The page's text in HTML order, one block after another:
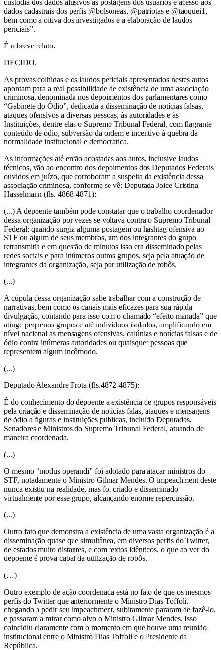
custódia dos dados alusivos às postagens dos usuários e acesso aos
dados cadastrais dos perfis @bolsoneas, @patriotas e @taoquei1,
bem como a oitiva dos investigados e a elaboração de laudos
periciais”.
É o breve relato.
DECIDO.
As provas colhidas e os laudos periciais apresentados nestes autos
apontam para a real possibilidade de existência de uma associação
criminosa, denominada nos depoimentos dos parlamentares como
“Gabinete do Ódio”, dedicada a disseminação de notícias falsas,
ataques ofensivos a diversas pessoas, às autoridades e às
Instituições, dentre elas o Supremo Tribunal Federal, com flagrante
conteúdo de ódio, subversão da ordem e incentivo à quebra da
normalidade institucional e democrática.
As informações até então acostadas aos autos, inclusive laudos
técnicos, vão ao encontro dos depoimentos dos Deputados Federais
ouvidos em juízo, que corroboram a suspeita da existência dessa
associação criminosa, conforme se vê: Deputada Joice Cristina
Hasselmann (fls. 4868-4871):
(...) A depoente também pode constatar que o trabalho coordenador
dessa organização por vezes se voltava contra o Supremo Tribunal
Federal: quando surgia alguma postagem ou hashtag ofensiva ao
STF ou algum de seus membros, um dos integrantes do grupo
retransmitia e em questão de minutos isso era disseminado pelas
redes sociais e para inúmeros outros grupos, seja pela atuação de
integrantes da organização, seja por utilização de robôs.
(...)
A cúpula dessa organização sabe trabalhar com a construção de
narrativas, bem como os canais mais eficazes para sua rápida
divulgação, contando para isso com o chamado “efeito manada” que
atinge pequenos grupos e até indivíduos isolados, amplificando em
nível nacional as mensagens ofensivas, calúnias e notícias falsas e de
ódio contra inúmeras autoridades ou quaisquer pessoas que
representem algum incômodo.
(...)
Deputado Alexandre Frota (fls.4872-4875):
É do conhecimento do depoente a existência de grupos responsáveis
pela criação e disseminação de notícias falas, ataques e mensagens
de ódio a figuras e instituições públicas, incluído Deputados,
Senadores e Ministros do Supremo Tribunal Federal, atuando de
maneira coordenada.
(...)
O mesmo “modus operandi” foi adotado para atacar ministros do
STF, notadamente o Ministro Gilmar Mendes. O impeachment deste
nunca existiu na realidade, mas foi criado e disseminado
virtualmente por esse grupo, alcançando enorme repercussão.
(...)
Outro fato que demonstra a existência de uma vasta organização é a
disseminação quase que simultânea, em diversos perfis do Twitter,
de estados muito distantes, e com textos idênticos, o que ao ver do
depoente é prova cabal da utilização de robôs.
(…)
Outro exemplo de ação coordenada está no fato de que os mesmos
perfis do Twitter que anteriormente o Ministro Dias Toffoli,
chegando a pedir seu impeachment, subitamente pararam de fazê-lo,
e passaram a mirar como alvo o Ministro Gilmar Mendes. Isso
coincidiu claramente com o momento em que houve uma reunião
institucional entre o Ministro Dias Toffoli e o Presidente da
República.